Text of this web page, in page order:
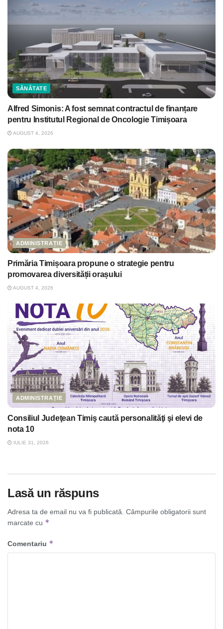
SĂNĂTATE
Alfred Simonis: A fost semnat contractul de finanțare
pentru Institutul Regional de Oncologie Timișoara
AUGUST 4, 2026
ADMINISTRAȚIE
Primăria Timișoara propune o strategie pentru
promovarea diversității orașului
AUGUST 4, 2026
ADMINISTRAȚIE
Consiliul Judeţean Timiş caută personalităţi şi elevi de
nota 10
IULIE 31, 2026
Lasă un răspuns
Adresa ta de email nu va fi publicată. Câmpurile obligatorii sunt
marcate cu *
Comentariu *